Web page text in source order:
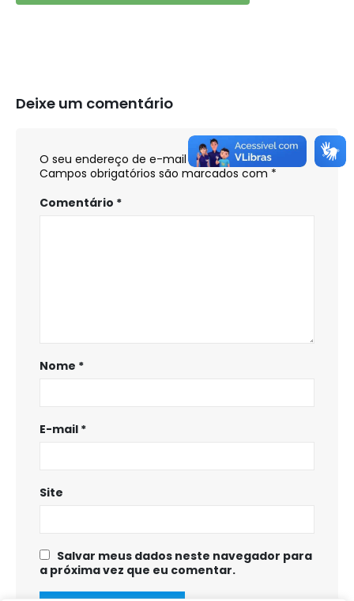
Deixe um comentário
O seu endereço de e-mail não será publicado.
Campos obrigatórios são marcados com *
Comentário *
Nome *
E-mail *
Site
Salvar meus dados neste navegador para
a próxima vez que eu comentar.